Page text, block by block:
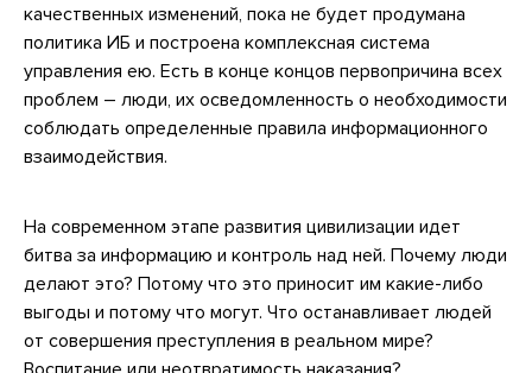
качественных изменений, пока не будет продумана
политика ИБ и построена комплексная система
управления ею. Есть в конце концов первопричина всех
проблем – люди, их осведомленность о необходимости
соблюдать определенные правила информационного
взаимодействия.
На современном этапе развития цивилизации идет
битва за информацию и контроль над ней. Почему люди
делают это? Потому что это приносит им какие-либо
выгоды и потому что могут. Что останавливает людей
от совершения преступления в реальном мире?